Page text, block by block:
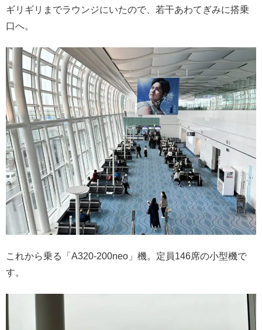
ギリギリまでラウンジにいたので、若干あわてぎみに搭乗
口へ。
これから乗る「A320-200neo」機。定員146席の小型機で
す。